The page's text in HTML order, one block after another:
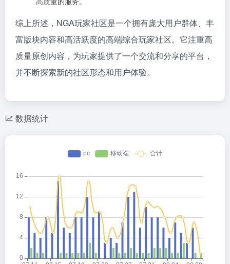
综上所述，NGA玩家社区是一个拥有庞大用户群体、丰
富版块内容和高活跃度的高端综合玩家社区。它注重高
质量原创内容，为玩家提供了一个交流和分享的平台，
并不断探索新的社区形态和用户体验。
数据统计